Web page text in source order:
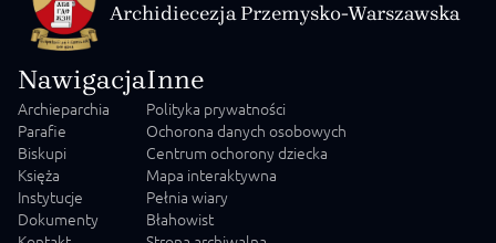
Archidiecezja Przemysko-Warszawska
Nawigacja
Archieparchia
Parafie
Biskupi
Księża
Instytucje
Dokumenty
Inne
Polityka prywatności
Ochorona danych osobowych
Centrum ochorony dziecka
Mapa interaktywna
Pełnia wiary
Błahowist